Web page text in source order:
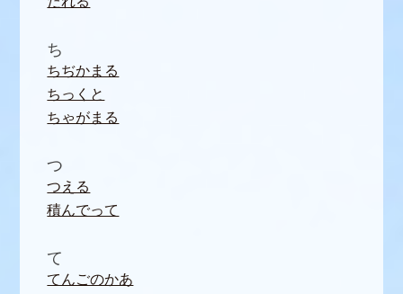
ち
ちぢかまる
ちっくと
ちゃがまる
つ
つえる
積んでって
て
てんごのかあ